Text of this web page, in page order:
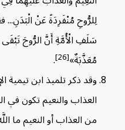
لِلرُّوحِ مُنْفَرِدَةً عَنْ الْبَدَنِ...
سَلَفِ الْأُمَّةِ أَنَّ الرُّوحَ تَبْقَى
مُعَذَّبَةٌ»[26]
.
وقد ذكر تلميذ ابن تيمية
العذاب والنعيم تكون في
من العذاب أو النعيم ما